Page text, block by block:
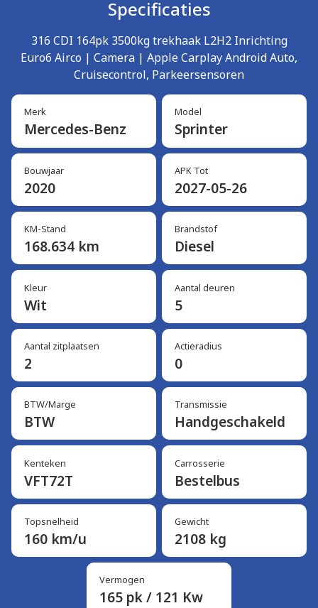
Specificaties
316 CDI 164pk 3500kg trekhaak L2H2 Inrichting
Euro6 Airco | Camera | Apple Carplay Android Auto,
Cruisecontrol, Parkeersensoren
Merk
Mercedes-Benz
Model
Sprinter
Bouwjaar
2020
APK Tot
2027-05-26
KM-Stand
168.634 km
Brandstof
Diesel
Kleur
Wit
Aantal deuren
5
Aantal zitplaatsen
2
Actieradius
0
BTW/Marge
BTW
Transmissie
Handgeschakeld
Kenteken
VFT72T
Carrosserie
Bestelbus
Topsnelheid
160 km/u
Gewicht
2108 kg
Vermogen
165 pk / 121 Kw